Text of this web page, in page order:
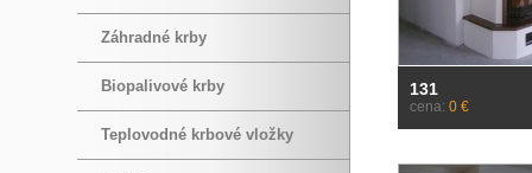
Záhradné krby
Biopalivové krby
Teplovodné krbové vložky
131
cena: 0 €